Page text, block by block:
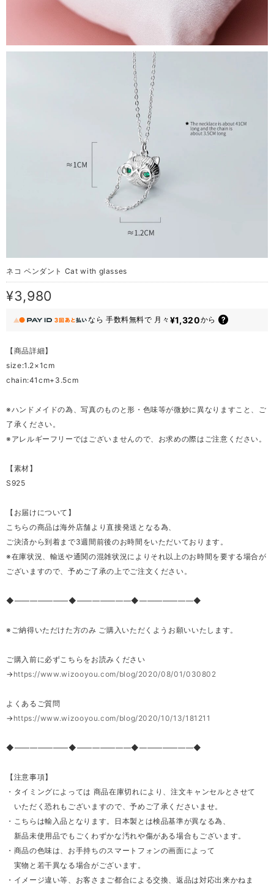
ネコ ペンダント Cat with glasses
¥3,980
なら 手数料無料で 月々 ¥1,320から
【商品詳細】
size:1.2×1cm
chain:41cm+3.5cm
※ハンドメイドの為、写真のものと形・色味等が微妙に異なりますこと、ご
了承ください。
※アレルギーフリーではございませんので、お求めの際はご注意ください。
【素材】
S925
【お届けについて】
こちらの商品は海外店舗より直接発送となる為、
ご決済から到着まで3週間前後のお時間をいただいております。
※在庫状況、輸送や通関の混雑状況によりそれ以上のお時間を要する場合が
ございますので、予めご了承の上でご注文ください。
◆―――――――◆―――――――◆―――――――◆
※ご納得いただけた方のみ ご購入いただくようお願いいたします。
ご購入前に必ずこちらをお読みください
→ https://www.wizooyou.com/blog/2020/08/01/030802
よくあるご質問
→ https://www.wizooyou.com/blog/2020/10/13/181211
◆―――――――◆―――――――◆―――――――◆
【注意事項】
・タイミングによっては 商品在庫切れにより、注文キャンセルとさせて
いただく恐れもございますので、予めご了承くださいませ。
・こちらは輸入品となります。日本製とは検品基準が異なる為、
新品未使用品でもごくわずかな汚れや傷がある場合もございます。
・商品の色味は、お手持ちのスマートフォンの画面によって
実物と若干異なる場合がございます。
・イメージ違い等、お客さまご都合による交換、返品は対応出来かねま